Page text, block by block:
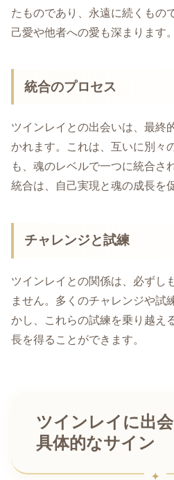
たものであり、永遠に続くもの
己愛や他者への愛も深まります。
統合のプロセス
ツインレイとの出会いは、最終
かれます。これは、互いに別々
も、魂のレベルで一つに統合さ
統合は、自己実現と魂の成長を
チャレンジと試練
ツインレイとの関係は、必ずし
ません。多くのチャレンジや試
かし、これらの試練を乗り越え
長を得ることができます。
ツインレイに出
具体的なサイン